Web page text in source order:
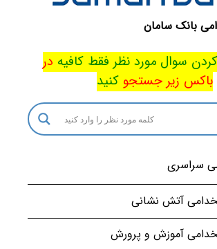
بانک سامان
کردن سوال مورد نظر فقط کافیه در
باکس زیر جستجو کنید
سراسری
آتش نشانی
آموزش و پرورش